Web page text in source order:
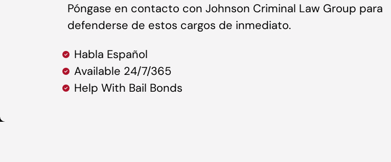
Póngase en contacto con Johnson Criminal Law Group para
defenderse de estos cargos de inmediato.
Habla Español
Available 24/7/365
Help With Bail Bonds